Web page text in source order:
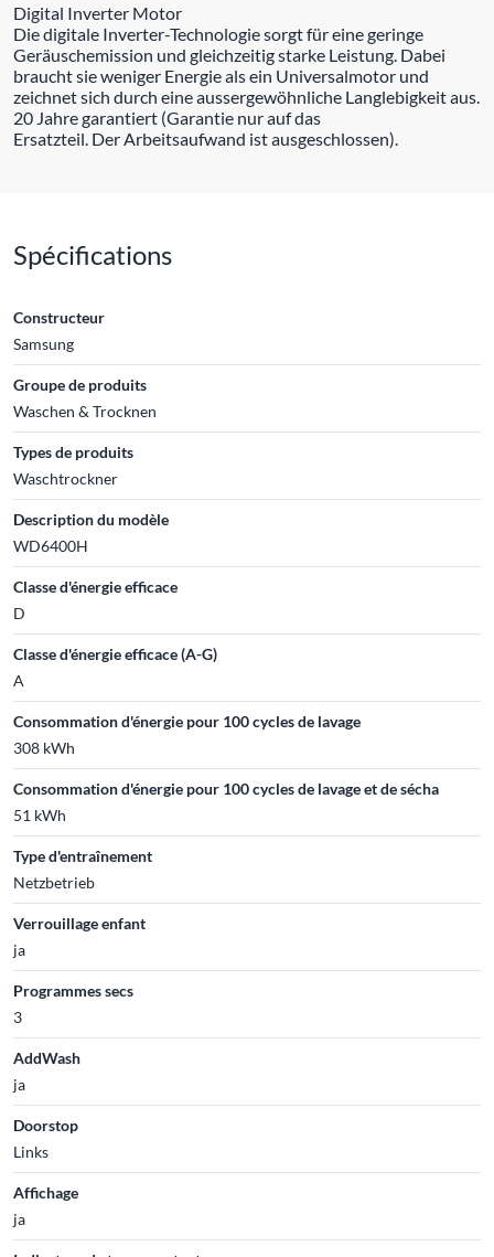
Digital Inverter Motor
Die digitale Inverter-Technologie sorgt für eine geringe
Geräuschemission und gleichzeitig starke Leistung. Dabei
braucht sie weniger Energie als ein Universalmotor und
zeichnet sich durch eine aussergewöhnliche Langlebigkeit aus.
20 Jahre garantiert (Garantie nur auf das
Ersatzteil. Der Arbeitsaufwand ist ausgeschlossen).
Spécifications
Constructeur
Samsung
Groupe de produits
Waschen & Trocknen
Types de produits
Waschtrockner
Description du modèle
WD6400H
Classe d'énergie efficace
D
Classe d'énergie efficace (A-G)
A
Consommation d'énergie pour 100 cycles de lavage
308 kWh
Consommation d'énergie pour 100 cycles de lavage et de sécha
51 kWh
Type d'entraînement
Netzbetrieb
Verrouillage enfant
ja
Programmes secs
3
AddWash
ja
Doorstop
Links
Affichage
ja